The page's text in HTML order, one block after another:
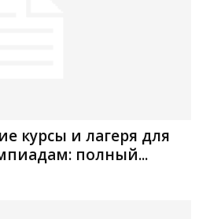
курсы и лагеря для
полный...